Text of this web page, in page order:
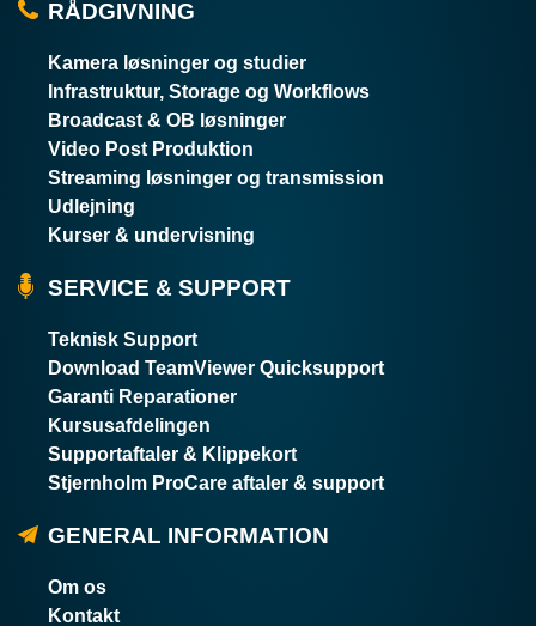
RÅDGIVNING
Kamera løsninger og studier
Infrastruktur, Storage og Workflows
Broadcast & OB løsninger
Video Post Produktion
Streaming løsninger og transmission
Udlejning
Kurser & undervisning
SERVICE & SUPPORT
Teknisk Support
Download TeamViewer Quicksupport
Garanti Reparationer
Kursusafdelingen
Supportaftaler & Klippekort
Stjernholm ProCare aftaler & support
GENERAL INFORMATION
Om os
Kontakt